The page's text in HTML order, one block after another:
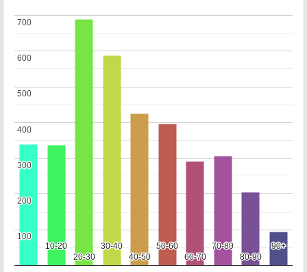
10-20
10-20
20-30
20-30
30-40
30-40
40-50
40-50
50-60
50-60
60-70
60-70
70-80
70-80
80-90
80-90
90+
90+
100
100
200
200
300
300
400
400
500
500
600
600
700
700